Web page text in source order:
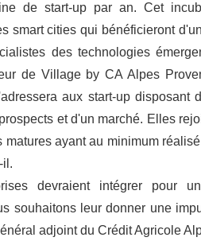
de start-up par an. Cet
smart cities qui bénéficieront
des technologies
de Village by CA Alpes
aux start-up
et d'un marché. Elles
matures ayant au minimum
il.
devraient intégrer pour
souhaitons leur donner une
adjoint du Crédit Agricole